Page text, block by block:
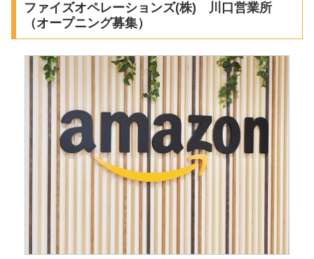
ファイズオペレーションズ(株) 川口営業所
（オープニング募集）